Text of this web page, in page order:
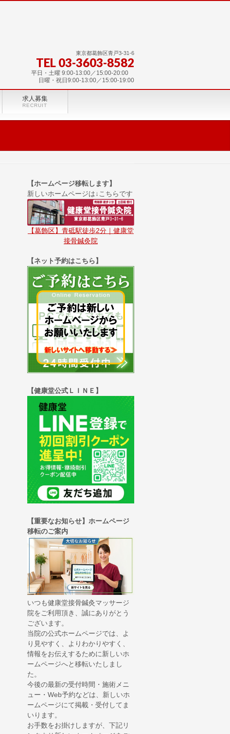
東京都葛飾区青戸3-31-6
TEL 03-3603-8582
平日・土曜 9:00-13:00／15:00-20:00
日曜・祝日9:00-13:00／15:00-19:00
求人募集
RECRUIT
【ホームページ移転します】
新しいホームページは↓こちらです
【葛飾区】青砥駅徒歩2分｜健康堂
接骨鍼灸院
【ネット予約はこちら】
【健康堂公式ＬＩＮＥ】
【重要なお知らせ】ホームページ
移転のご案内
いつも健康堂接骨鍼灸マッサージ
院をご利用頂き、誠にありがとう
ございます。
当院の公式ホームページでは、よ
り見やすく、よりわかりやすく、
情報をお伝えするために新しいホ
ームページへと移転いたしまし
た。
今後の最新の受付時間・施術メニ
ュー・Web予約などは、新しいホ
ームページにて掲載・受付してま
いります。
お手数をお掛けしますが、下記リ